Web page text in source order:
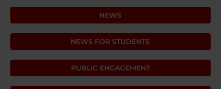
NEWS
NEWS FOR STUDENTS
PUBLIC ENGAGEMENT